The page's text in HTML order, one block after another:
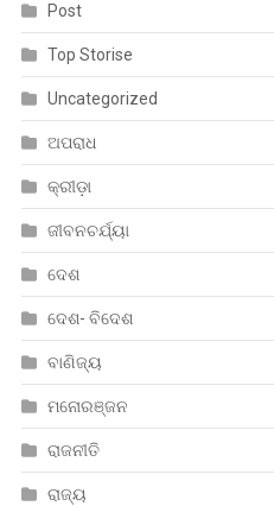
Post
Top Storise
Uncategorized
ଅପରାଧ
କ୍ରୀଡ଼ା
ଜୀବନଚର୍ଯ୍ୟା
ଦେଶ
ଦେଶ- ବିଦେଶ
ବାଣିଜ୍ୟ
ମନୋରଞ୍ଜନ
ରାଜନୀତି
ରାଜ୍ୟ